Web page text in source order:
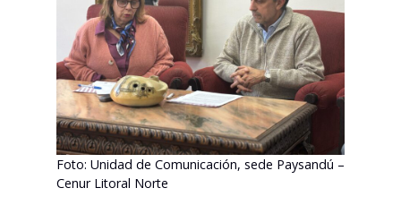
Foto: Unidad de Comunicación, sede Paysandú –
Cenur Litoral Norte